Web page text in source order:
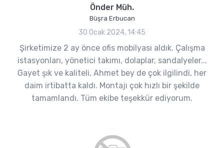
Önder Müh.
Büşra Erbucan
30 Ocak 2024, 14:45
Şirketimize 2 ay önce ofis mobilyası aldık. Çalışma
istasyonları, yönetici takımı, dolaplar, sandalyeler...
Gayet şık ve kaliteli, Ahmet bey de çok ilgilindi, her
daim irtibatta kaldı. Montajı çok hızlı bir şekilde
tamamlandı. Tüm ekibe teşekkür ediyorum.